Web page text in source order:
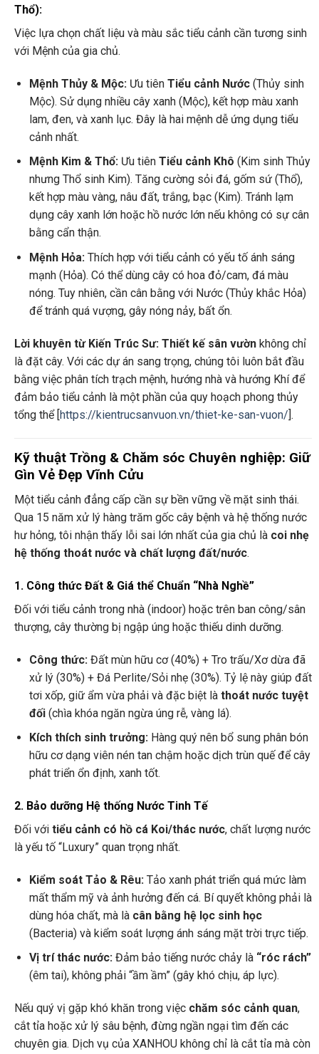
Thổ):
Việc lựa chọn chất liệu và màu sắc tiểu cảnh cần tương sinh
với Mệnh của gia chủ.
Mệnh Thủy & Mộc:Ưu tiên Tiểu cảnh Nước(Thủy sinh
Mộc). Sử dụng nhiều cây xanh (Mộc), kết hợp màu xanh
lam, đen, và xanh lục. Đây là hai mệnh dễ ứng dụng tiểu
cảnh nhất.
Mệnh Kim & Thổ:Ưu tiên Tiểu cảnh Khô (Kim sinh Thủy
nhưng Thổ sinh Kim). Tăng cường sỏi đá, gốm sứ (Thổ),
kết hợp màu vàng, nâu đất, trắng, bạc (Kim). Tránh lạm
dụng cây xanh lớn hoặc hồ nước lớn nếu không có sự cân
bằng cẩn thận.
Mệnh Hỏa:Thích hợp với tiểu cảnh có yếu tố ánh sáng
mạnh (Hỏa). Có thể dùng cây có hoa đỏ/cam, đá màu
nóng. Tuy nhiên, cần cân bằng với Nước (Thủy khắc Hỏa)
để tránh quá vượng, gây nóng nảy, bất ổn.
Lời khuyên từ Kiến Trúc Sư: Thiết kế sân vườn không chỉ
là đặt cây. Với các dự án sang trọng, chúng tôi luôn bắt đầu
bằng việc phân tích trạch mệnh, hướng nhà và hướng Khí để
đảm bảo tiểu cảnh là một phần của quy hoạch phong thủy
tổng thể [https://kientrucsanvuon.vn/thiet-ke-san-vuon/].
Kỹ thuật Trồng & Chăm sóc Chuyên nghiệp: Giữ
Gìn Vẻ Đẹp Vĩnh Cửu
Một tiểu cảnh đẳng cấp cần sự bền vững về mặt sinh thái.
Qua 15 năm xử lý hàng trăm gốc cây bệnh và hệ thống nước
hư hỏng, tôi nhận thấy lỗi sai lớn nhất của gia chủ là coi nhẹ
hệ thống thoát nước và chất lượng đất/nước.
1. Công thức Đất & Giá thể Chuẩn “Nhà Nghề”
Đối với tiểu cảnh trong nhà (indoor) hoặc trên ban công/sân
thượng, cây thường bị ngập úng hoặc thiếu dinh dưỡng.
Công thức:Đất mùn hữu cơ (40%) + Tro trấu/Xơ dừa đã
xử lý (30%) + Đá Perlite/Sỏi nhẹ (30%). Tỷ lệ này giúp đất
tơi xốp, giữ ẩm vừa phải và đặc biệt là thoát nước tuyệt
đối(chìa khóa ngăn ngừa úng rễ, vàng lá).
Kích thích sinh trưởng:Hàng quý nên bổ sung phân bón
hữu cơ dạng viên nén tan chậm hoặc dịch trùn quế để cây
phát triển ổn định, xanh tốt.
2. Bảo dưỡng Hệ thống Nước Tinh Tế
Đối với tiểu cảnh có hồ cá Koi/thác nước, chất lượng nước
là yếu tố “Luxury” quan trọng nhất.
Kiểm soát Tảo & Rêu:Tảo xanh phát triển quá mức làm
mất thẩm mỹ và ảnh hưởng đến cá. Bí quyết không phải là
dùng hóa chất, mà là cân bằng hệ lọc sinh học
(Bacteria) và kiểm soát lượng ánh sáng mặt trời trực tiếp.
Vị trí thác nước:Đảm bảo tiếng nước chảy là “róc rách”
(êm tai), không phải “ầm ầm” (gây khó chịu, áp lực).
Nếu quý vị gặp khó khăn trong việc chăm sóc cảnh quan,
cắt tỉa hoặc xử lý sâu bệnh, đừng ngần ngại tìm đến các
chuyên gia. Dịch vụ của XANHOU không chỉ là cắt tỉa mà còn